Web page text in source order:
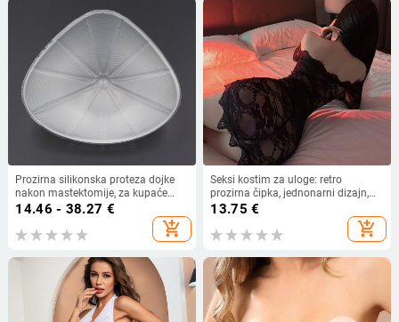
Prozirna silikonska proteza dojke
nakon mastektomije, za kupaće
kostime i donje rublje
14.46 - 38.27 €
add_shopping_cart
Seksi kostim za uloge: retro
prozirna čipka, jednonarni dizajn,
odvojiva wrap suknja, poliester
13.75 €
add_shopping_cart